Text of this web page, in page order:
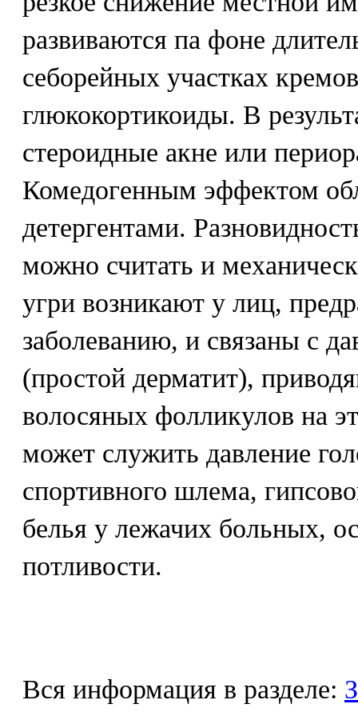
развиваются па фоне
себорейных участках
глюкокортикоиды. В
стероидные акне или
Комедогенным эффектом
детергентами.
можно считать и
угри возникают у лиц,
заболеванию, и связаны с
(простой дерматит),
волосяных фолликулов на
может служить давление
спортивного шлема,
белья у лежачих больных,
потливости.
Вся информация в разделе: